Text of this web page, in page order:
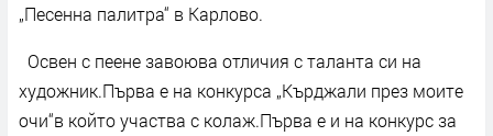
„Песенна палитра“ в Карлово.
Освен с пеене завоюва отличия с таланта си на
художник.Първа е на конкурса „Кърджали през моите
очи“в който участва с колаж.Първа е и на конкурс за